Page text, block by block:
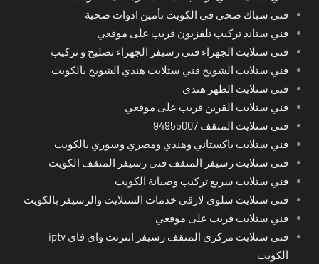
فني سباك صحي في الكويت تأمين ادوات صحية
فني ستاند تركيب تلفزيون قريب على موقعي
فني ستلايت الجهراء فني رسيفر الجهراء تصليح و تركيب
فني ستلايت الشويخ فني ستلايت هندي الشويخ بالكويت
فني ستلايت الظهر هندي
فني ستلايت القرين قريب على موقعي
فني ستلايت المنقف 94955007
فني ستلايت باكستاني وهندي ومصري وسوري بالكويت
فني ستلايت رسيفر المنقف فني رسيفر المنقف الكويت
فني ستلايت سريع تركيب وصيانة الكويت
فني ستلايت سلوى لارقى خدمات الستلايت والرسيفر بالكويت
فني ستلايت قريب على موقعي
فني ستلايت مركزي المنقف رسيفر انترنت واي فاي iptv
الكويت